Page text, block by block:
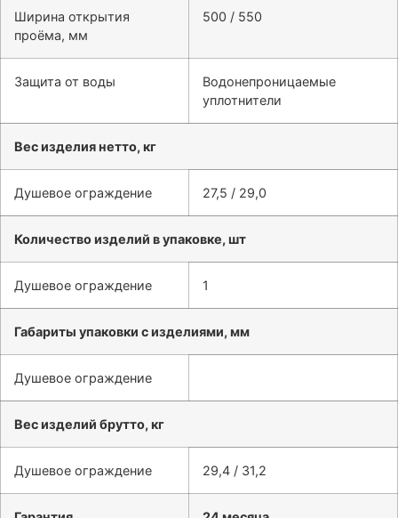
Ширина открытия
проёма, мм
500 / 550
Защита от воды
Водонепроницаемые
уплотнители
Вес изделия нетто, кг
Душевое ограждение 27,5 / 29,0
Количество изделий в упаковке, шт
Душевое ограждение 1
Габариты упаковки с изделиями, мм
Душевое ограждение
Вес изделий брутто, кг
Душевое ограждение 29,4 / 31,2